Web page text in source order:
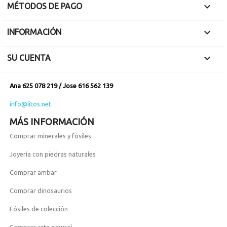
MÉTODOS DE PAGO 
INFORMACIÓN 
SU CUENTA 
Ana 625 078 219 / Jose 616 562 139
info@litos.net
MÁS INFORMACIÓN
Comprar minerales y fósiles
Joyería con piedras naturales
Comprar ambar
Comprar dinosaurios
Fósiles de colección